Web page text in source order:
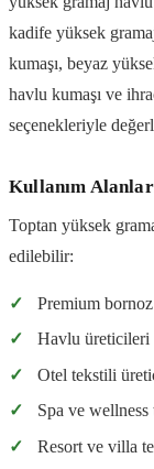
kadife yüksek
kumaşı, beyaz
havlu kumaşı ve
seçenekleriyle
Kullanım
Toptan yüksek
edilebilir:
✓
Premium
✓
Havlu üreticileri
✓
Otel tekstili
✓
Spa ve
✓
Resort ve villa